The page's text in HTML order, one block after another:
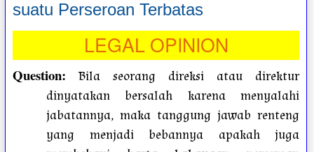
suatu Perseroan Terbatas
LEGAL OPINION
Question: Bila seorang direksi atau direktur
dinyatakan bersalah karena menyalahi
jabatannya, maka tanggung jawab renteng
yang menjadi bebannya apakah juga